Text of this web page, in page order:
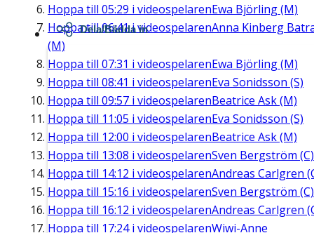
Hoppa till 05:29 i videospelarenEwa Björling (M)
Hoppa till06:41i videospelarenAnna Kinberg
(M)
Hoppa till 07:31 i videospelarenEwa Björling (M)
Hoppa till 08:41 i videospelarenEva Sonidsson (S)
Hoppa till 09:57 i videospelarenBeatrice Ask (M)
Hoppa till 11:05 i videospelarenEva Sonidsson (S)
Hoppa till 12:00 i videospelarenBeatrice Ask (M)
Hoppa till 13:08 i videospelarenSven Bergström (C)
Hoppa till 14:12 i videospelarenAndreas Carlgren
Hoppa till 15:16 i videospelarenSven Bergström (C)
Hoppa till 16:12 i videospelarenAndreas Carlgren
Hoppa till 17:24i videospelarenWiwi-Anne
Dela/Bädda in